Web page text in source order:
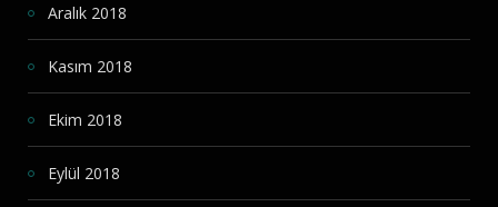
Aralık 2018
Kasım 2018
Ekim 2018
Eylül 2018